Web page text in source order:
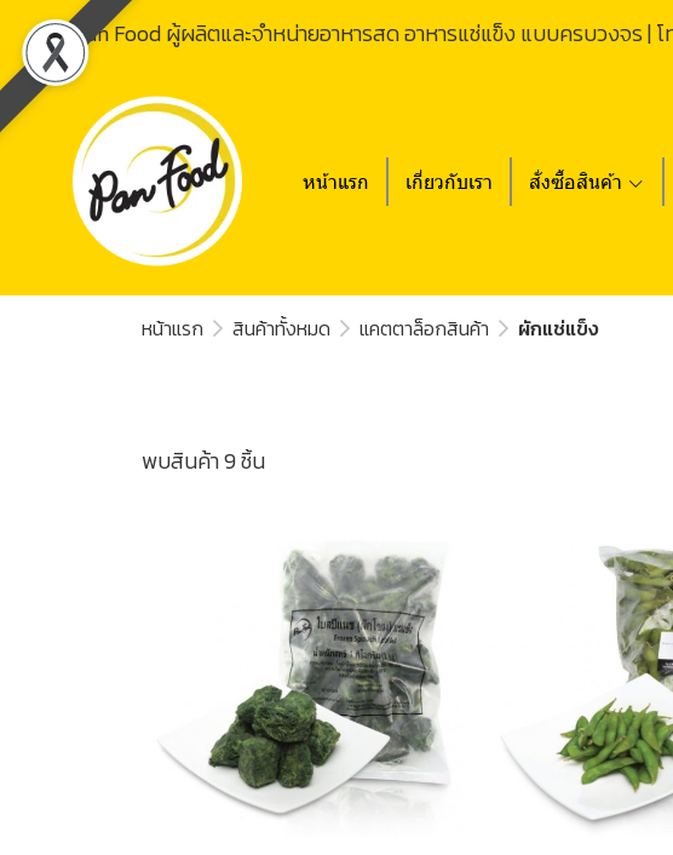
Pan Food ผู้ผลิตและจำหน่ายอาหารสด อาหารแช่แข็ง แบบครบวงจร | โ
หน้าแรก เกี่ยวกับเรา สั่งซื้อสินค้า
หน้าแรก สินค้าทั้งหมด แคตตาล็อกสินค้า ผักแช่แข็ง
พบสินค้า 9 ชิ้น